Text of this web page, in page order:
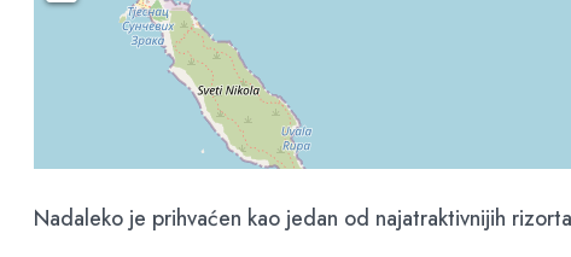
Nadaleko je prihvaćen kao jedan od najatraktivnijih